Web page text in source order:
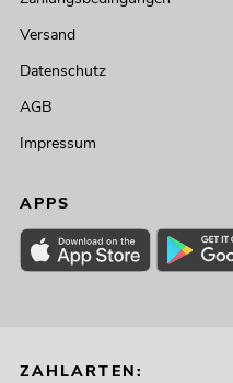
Versand
Datenschutz
AGB
Impressum
APPS
ZAHLARTEN: